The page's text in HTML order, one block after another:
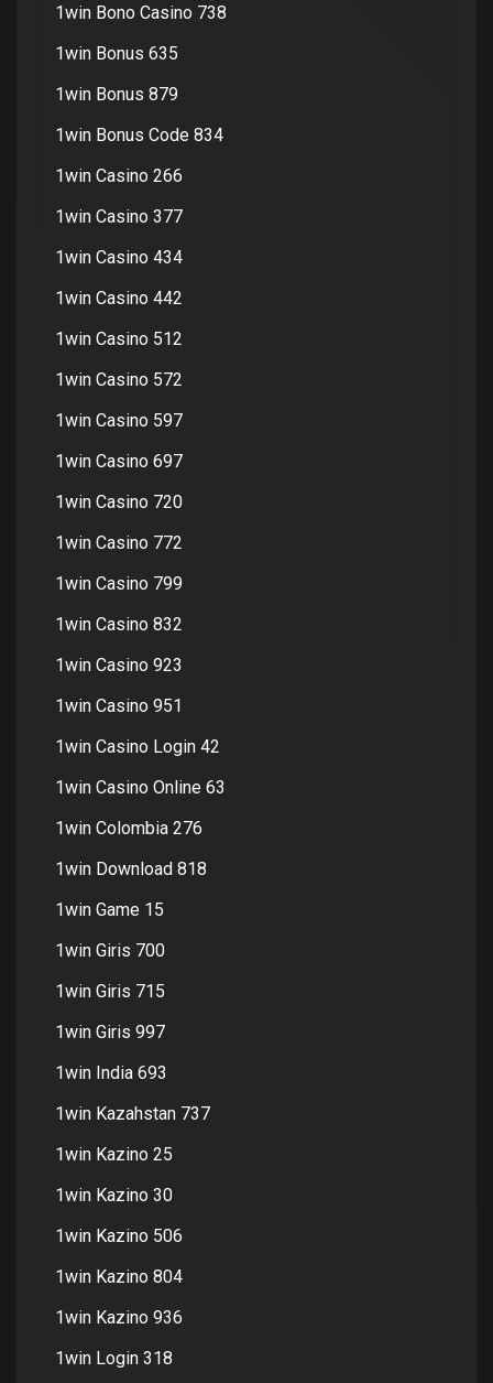
1win Bono Casino 738
1win Bonus 635
1win Bonus 879
1win Bonus Code 834
1win Casino 266
1win Casino 377
1win Casino 434
1win Casino 442
1win Casino 512
1win Casino 572
1win Casino 597
1win Casino 697
1win Casino 720
1win Casino 772
1win Casino 799
1win Casino 832
1win Casino 923
1win Casino 951
1win Casino Login 42
1win Casino Online 63
1win Colombia 276
1win Download 818
1win Game 15
1win Giris 700
1win Giris 715
1win Giris 997
1win India 693
1win Kazahstan 737
1win Kazino 25
1win Kazino 30
1win Kazino 506
1win Kazino 804
1win Kazino 936
1win Login 318